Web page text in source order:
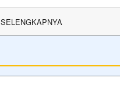
SELENGKAPNYA